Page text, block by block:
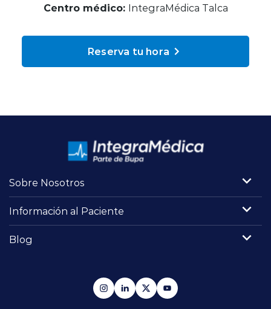
Planes y Convenios
Reserva de Horas
modo claro
Centro médico: IntegraMédica Talca
Reserva tu hora
Sobre Nosotros
Información al Paciente
Blog